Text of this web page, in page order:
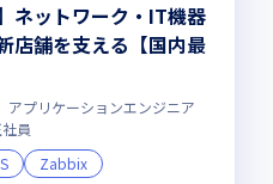
ネットワーク・IT機器
店舗を支える【国内最
アプリケーションエンジニア
員
Zabbix